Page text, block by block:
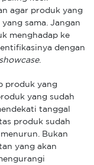
agar produk yang
sama. Jangan
menghadap ke
dengan
showcase.
produk yang
yang sudah
tanggal
produk sudah
Bukan
yang akan